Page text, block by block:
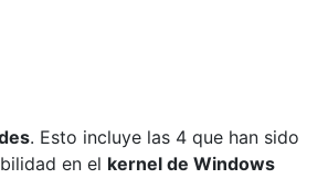
. Esto incluye las 4 que han sido
en el kernel de Windows